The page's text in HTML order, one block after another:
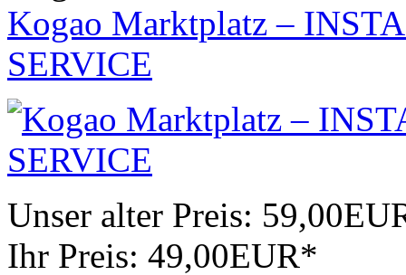
Kogao Marktplatz –
SERVICE
Unser alter Preis:
Ihr Preis: 49,00EUR*